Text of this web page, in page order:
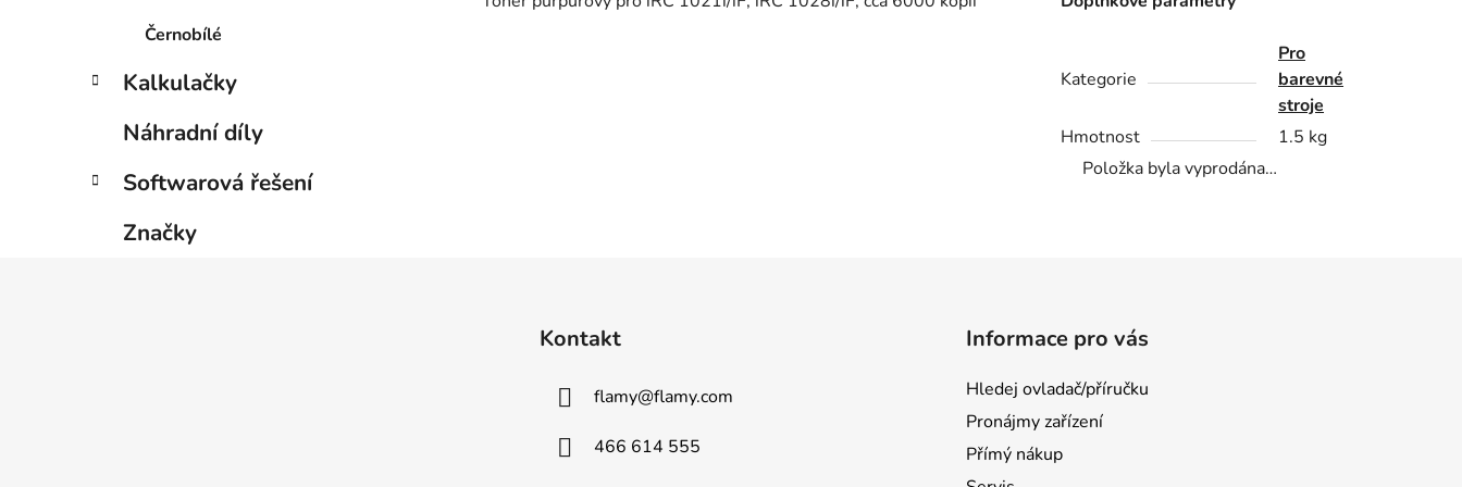
Černobílé
Kalkulačky
Náhradní díly
Softwarová řešení
Značky
Kategorie
Pro
barevné
stroje
Hmotnost
1.5 kg
Položka byla vyprodána…
Kontakt
flamy@flamy.com
466 614 555
Informace pro vás
Hledej ovladač/příručku
Pronájmy zařízení
Přímý nákup